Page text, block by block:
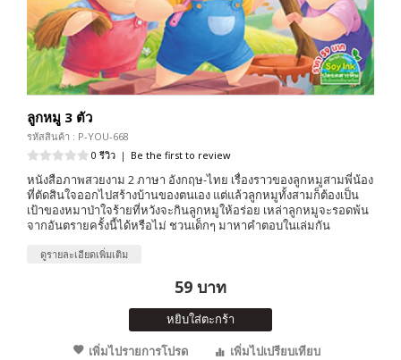
ลูกหมู 3 ตัว
รหัสสินค้า : P-YOU-668
0 รีวิว | Be the first to review
หนังสือภาพสวยงาม 2 ภาษา อังกฤษ-ไทย เรื่องราวของลูกหมูสามพี่น้อง
ที่ตัดสินใจออกไปสร้างบ้านของตนเอง แต่แล้วลูกหมูทั้งสามก็ต้องเป็น
เป้าของหมาป่าใจร้ายที่หวังจะกินลูกหมูให้อร่อย เหล่าลูกหมูจะรอดพ้น
จากอันตรายครั้งนี้ได้หรือไม่ ชวนเด็กๆ มาหาคำตอบในเล่มกัน
ดูรายละเอียดเพิ่มเติม
59 บาท
หยิบใส่ตะกร้า
เพิ่มไปรายการโปรด
เพิ่มไปเปรียบเทียบ